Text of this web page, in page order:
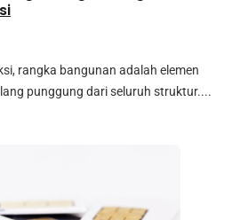
rangka bangunan adalah elemen
punggung dari seluruh struktur....